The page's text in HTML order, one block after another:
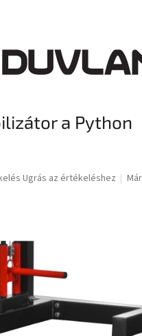
a Python
Ugrás az értékeléshez